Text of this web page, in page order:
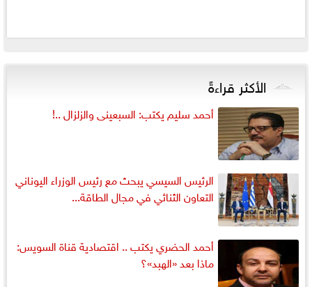
الأكثر قراءةً
أحمد سليم يكتب: السبعينى والزلزال ..!
الرئيس السيسي يبحث مع رئيس الوزراء اليوناني
التعاون الثنائي في مجال الطاقة...
أحمد الحضري يكتب .. اقتصادية قناة السويس:
ماذا بعد «الهبد»؟